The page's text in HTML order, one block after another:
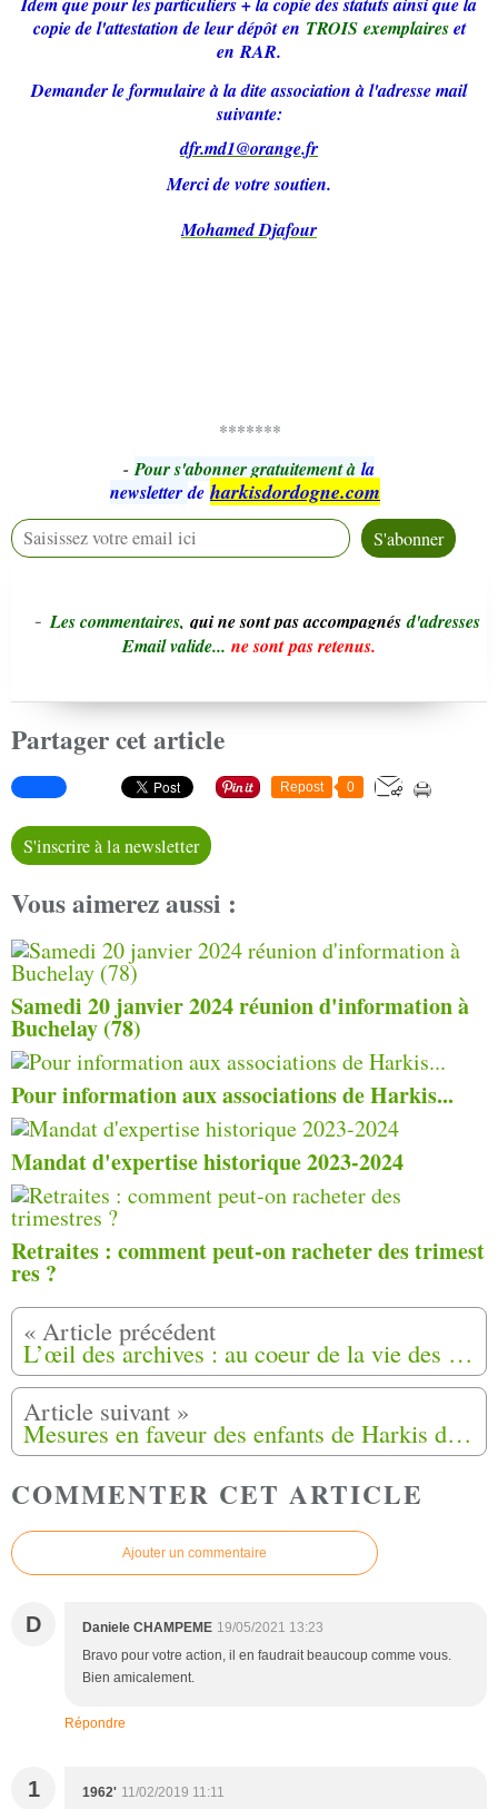
copie de l'attestation de leur dépôt en TROIS exemplaireset
en RAR.
Demander le formulaire à la dite association à l'adresse mail
suivante:
dfr.md1@orange.fr
Merci de votre soutien.
Mohamed Djafour
*******
- Pour s'abonner gratuitement à la
newsletter de harkisdordogne.com
- Les commentaires, qui ne sont pas accompagnés d'adresses
Email valide... ne sont pas retenus.
Partager cet article
Repost 0
S'inscrire à la newsletter
Vous aimerez aussi :
Samedi 20 janvier 2024 réunion d'information à
Buchelay (78)
Pour information aux associations de Harkis...
Mandat d'expertise historique 2023-2024
Retraites : comment peut-on racheter des trimest
res ?
L’œil des archives : au coeur de la vie des harkis du camp de Bias, en Lot-et-Garonne
Mesures en faveur des enfants de Harkis dans le Var (83)
COMMENTER CET ARTICLE
Ajouter un commentaire
D Daniele CHAMPEME 19/05/2021 13:23
Bravo pour votre action, il en faudrait beaucoup comme vous.
Bien amicalement.
Répondre
1 1962' 11/02/2019 11:11